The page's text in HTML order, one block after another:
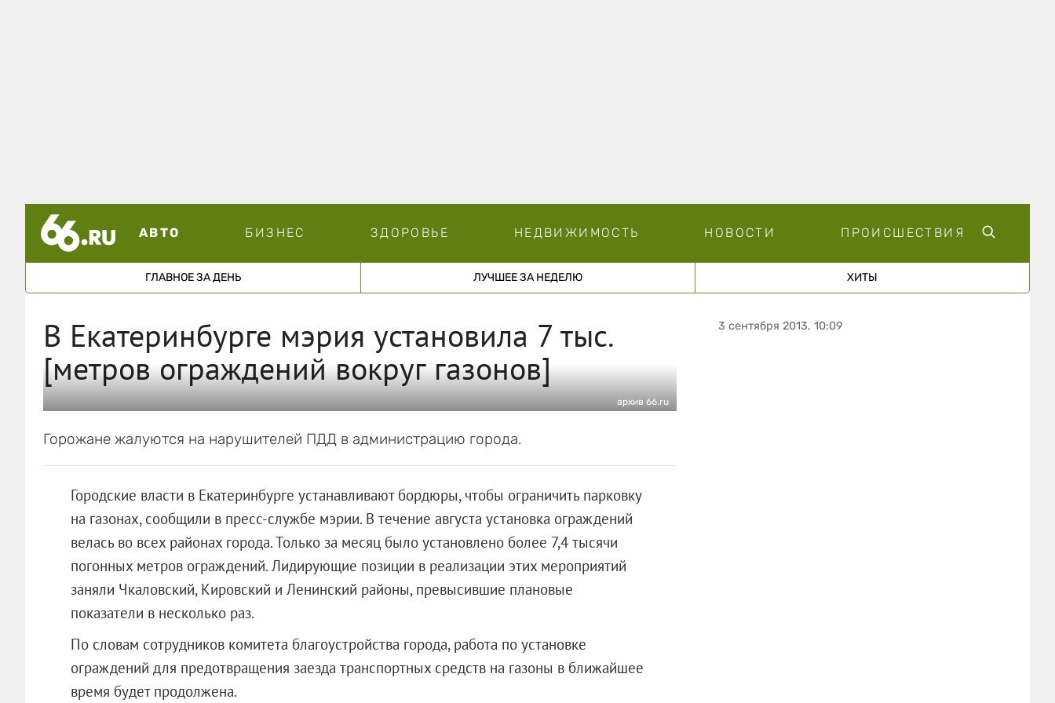
АВТО БИЗНЕС ЗДОРОВЬЕ НЕДВИЖИМОСТЬ НОВОСТИ ПРОИСШЕСТВИЯ
ГЛАВНОЕ ЗА ДЕНЬ ЛУЧШЕЕ ЗА НЕДЕЛЮ ХИТЫ
В Екатеринбурге мэрия установила 7 тыс.
[метров ограждений вокруг газонов]
архив 66.ru
Горожане жалуются на нарушителей ПДД в администрацию города.
Городские власти в Екатеринбурге устанавливают бордюры, чтобы ограничить парковку
на газонах, сообщили в пресс-службе мэрии. В течение августа установка ограждений
велась во всех районах города. Только за месяц было установлено более 7,4 тысячи
погонных метров ограждений. Лидирующие позиции в реализации этих мероприятий
заняли Чкаловский, Кировский и Ленинский районы, превысившие плановые
показатели в несколько раз.
По словам сотрудников комитета благоустройства города, работа по установке
ограждений для предотвращения заезда транспортных средств на газоны в ближайшее
время будет продолжена.
3 сентября 2013, 10:09